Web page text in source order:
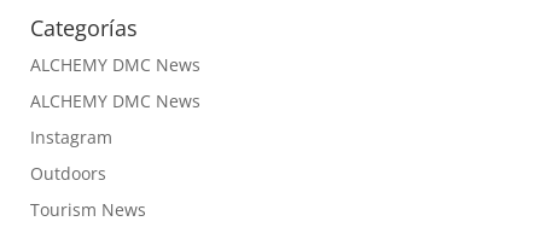
Categorías
ALCHEMY DMC News
ALCHEMY DMC News
Instagram
Outdoors
Tourism News